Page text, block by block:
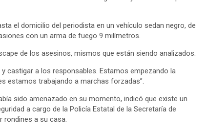
el domicilio del periodista en un vehículo sedan negro, de
con un arma de fuego 9 milímetros.
de los asesinos, mismos que están siendo analizados.
castigar a los responsables. Estamos empezando la
estamos trabajando a marchas forzadas”.
sido amenazado en su momento, indicó que existe un
a cargo de la Policía Estatal de la Secretaría de
rondines a su casa.